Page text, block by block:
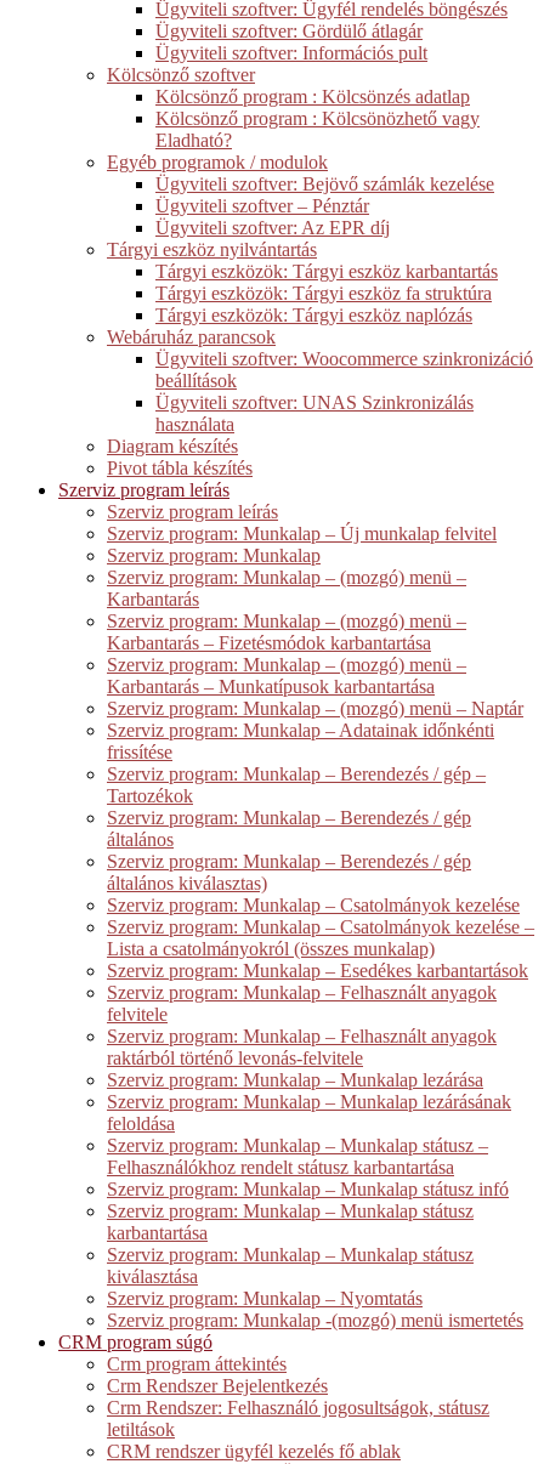
Ügyviteli szoftver: Ügyfél rendelés böngészés
Ügyviteli szoftver: Gördülő átlagár
Ügyviteli szoftver: Információs pult
Kölcsönző szoftver
Kölcsönző program : Kölcsönzés adatlap
Kölcsönző program : Kölcsönözhető vagy
Eladható?
Egyéb programok / modulok
Ügyviteli szoftver: Bejövő számlák kezelése
Ügyviteli szoftver – Pénztár
Ügyviteli szoftver: Az EPR díj
Tárgyi eszköz nyilvántartás
Tárgyi eszközök: Tárgyi eszköz karbantartás
Tárgyi eszközök: Tárgyi eszköz fa struktúra
Tárgyi eszközök: Tárgyi eszköz naplózás
Webáruház parancsok
Ügyviteli szoftver: Woocommerce szinkronizáció
beállítások
Ügyviteli szoftver: UNAS Szinkronizálás
használata
Diagram készítés
Pivot tábla készítés
Szerviz program leírás
Szerviz program leírás
Szerviz program: Munkalap – Új munkalap felvitel
Szerviz program: Munkalap
Szerviz program: Munkalap – (mozgó) menü –
Karbantarás
Szerviz program: Munkalap – (mozgó) menü –
Karbantarás – Fizetésmódok karbantartása
Szerviz program: Munkalap – (mozgó) menü –
Karbantarás – Munkatípusok karbantartása
Szerviz program: Munkalap – (mozgó) menü – Naptár
Szerviz program: Munkalap – Adatainak időnkénti
frissítése
Szerviz program: Munkalap – Berendezés / gép –
Tartozékok
Szerviz program: Munkalap – Berendezés / gép
általános
Szerviz program: Munkalap – Berendezés / gép
általános kiválasztas)
Szerviz program: Munkalap – Csatolmányok kezelése
Szerviz program: Munkalap – Csatolmányok kezelése –
Lista a csatolmányokról (összes munkalap)
Szerviz program: Munkalap – Esedékes karbantartások
Szerviz program: Munkalap – Felhasznált anyagok
felvitele
Szerviz program: Munkalap – Felhasznált anyagok
raktárból történő levonás-felvitele
Szerviz program: Munkalap – Munkalap lezárása
Szerviz program: Munkalap – Munkalap lezárásának
feloldása
Szerviz program: Munkalap – Munkalap státusz –
Felhasználókhoz rendelt státusz karbantartása
Szerviz program: Munkalap – Munkalap státusz infó
Szerviz program: Munkalap – Munkalap státusz
karbantartása
Szerviz program: Munkalap – Munkalap státusz
kiválasztása
Szerviz program: Munkalap – Nyomtatás
Szerviz program: Munkalap -(mozgó) menü ismertetés
CRM program súgó
Crm program áttekintés
Crm Rendszer Bejelentkezés
Crm Rendszer: Felhasználó jogosultságok, státusz
letiltások
CRM rendszer ügyfél kezelés fő ablak